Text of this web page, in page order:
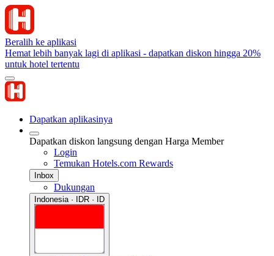
Beralih ke aplikasi
Hemat lebih banyak lagi di aplikasi - dapatkan diskon hingga 20%
untuk hotel tertentu
Dapatkan aplikasinya
Dapatkan diskon langsung dengan Harga Member
Login
Temukan Hotels.com Rewards
Inbox
Dukungan
Indonesia · IDR · ID